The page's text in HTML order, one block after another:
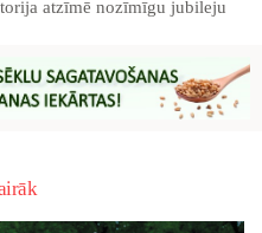
atzīmē nozīmīgu jubileju